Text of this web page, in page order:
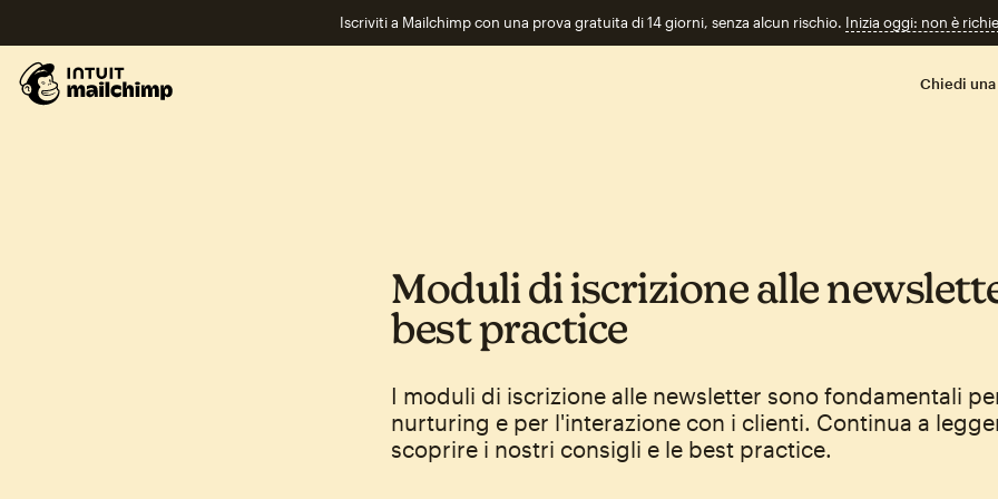
Iscriviti a Mailchimp con una prova gratuita di 14 giorni, senza alcun rischio. Inizia oggi: non è
Chiedi
Moduli di iscrizione alle
best practice
I moduli di iscrizione alle newsletter sono fondamentali
nurturing e per l'interazione con i clienti. Continua a
scoprire i nostri consigli e le best practice.